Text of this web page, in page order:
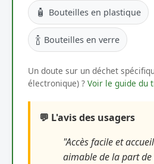
🧴 Bouteilles en plastique
🍾 Bouteilles en verre
Un doute sur un déchet
électronique) ? Voir le guide du
💬 L'avis des usagers
"Accès facile et
aimable de la part